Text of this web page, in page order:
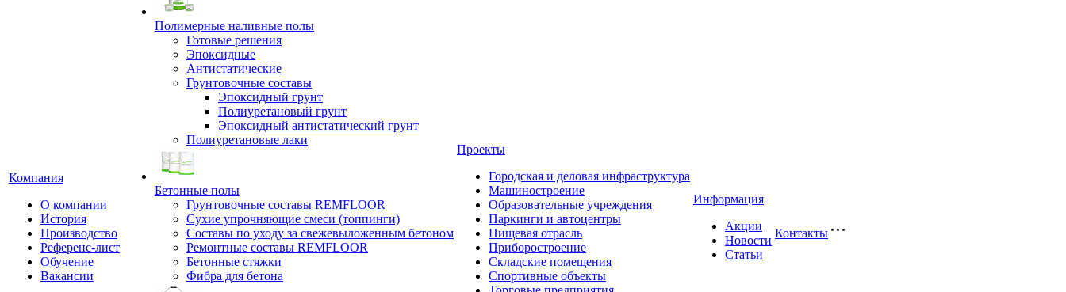
Компания
О компании
История
Производство
Референс-лист
Обучение
Вакансии
Полимерные наливные полы
Готовые решения
Эпоксидные
Антистатические
Грунтовочные составы
Эпоксидный грунт
Полиуретановый грунт
Эпоксидный антистатический грунт
Полиуретановые лаки
Бетонные полы
Грунтовочные составы REMFLOOR
Сухие упрочняющие смеси (топпинги)
Составы по уходу за свежевыложенным бетоном
Ремонтные составы REMFLOOR
Бетонные стяжки
Фибра для бетона
Проекты
Городская и деловая инфраструктура
Машиностроение
Образовательные учреждения
Паркинги и автоцентры
Пищевая отрасль
Приборостроение
Складские помещения
Спортивные объекты
Информация
Акции
Новости
Статьи
Контакты